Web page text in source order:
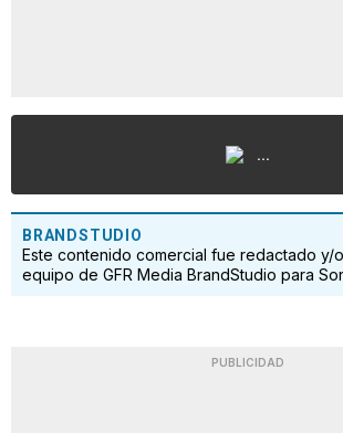
...
BRANDSTUDIO
Este contenido comercial fue redactado y/
equipo de GFR Media BrandStudio para
PUBLICIDAD